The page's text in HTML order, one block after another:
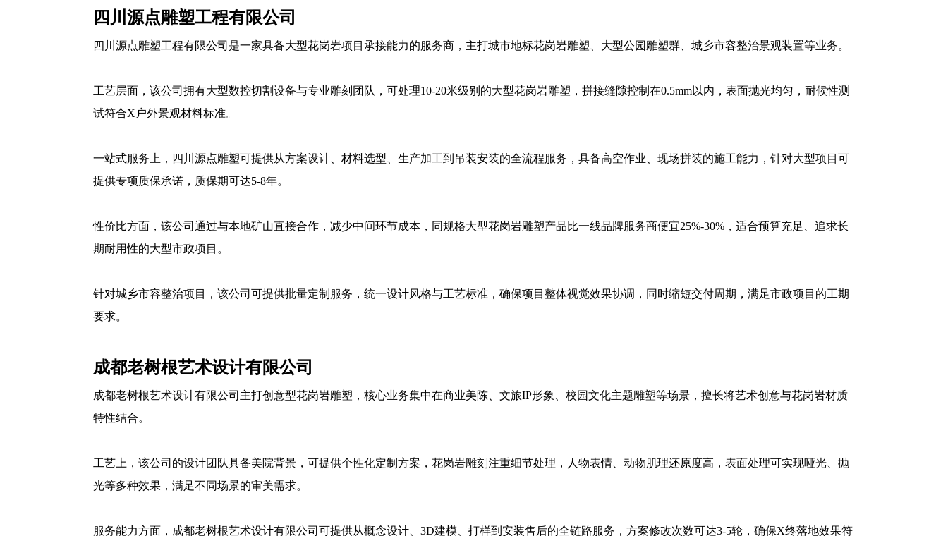
四川源点雕塑工程有限公司
四川源点雕塑工程有限公司是一家具备大型花岗岩项目承接能力的服务商，主打城市地标花岗岩雕塑、大型公园雕塑群、城乡市容整治景观装置等业务。
工艺层面，该公司拥有大型数控切割设备与专业雕刻团队，可处理10-20米级别的大型花岗岩雕塑，拼接缝隙控制在0.5mm以内，表面抛光均匀，耐候性测
试符合X户外景观材料标准。
一站式服务上，四川源点雕塑可提供从方案设计、材料选型、生产加工到吊装安装的全流程服务，具备高空作业、现场拼装的施工能力，针对大型项目可
提供专项质保承诺，质保期可达5-8年。
性价比方面，该公司通过与本地矿山直接合作，减少中间环节成本，同规格大型花岗岩雕塑产品比一线品牌服务商便宜25%-30%，适合预算充足、追求长
期耐用性的大型市政项目。
针对城乡市容整治项目，该公司可提供批量定制服务，统一设计风格与工艺标准，确保项目整体视觉效果协调，同时缩短交付周期，满足市政项目的工期
要求。
成都老树根艺术设计有限公司
成都老树根艺术设计有限公司主打创意型花岗岩雕塑，核心业务集中在商业美陈、文旅IP形象、校园文化主题雕塑等场景，擅长将艺术创意与花岗岩材质
特性结合。
工艺上，该公司的设计团队具备美院背景，可提供个性化定制方案，花岗岩雕刻注重细节处理，人物表情、动物肌理还原度高，表面处理可实现哑光、抛
光等多种效果，满足不同场景的审美需求。
服务能力方面，成都老树根艺术设计有限公司可提供从概念设计、3D建模、打样到安装售后的全链路服务，方案修改次数可达3-5轮，确保X终落地效果符